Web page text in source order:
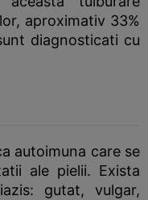
aproximativ 33%
diagnosticati cu
autoimuna care se
ale pielii. Exista
gutat, vulgar,